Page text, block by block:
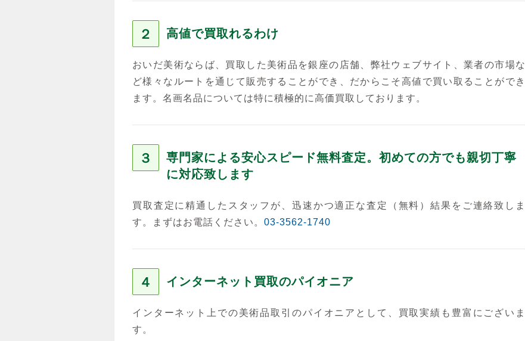
２ 高値で買取れるわけ
おいだ美術ならば、買取した美術品を銀座の店舗、弊社ウェブサイト、業者の市場な
ど様々なルートを通じて販売することができ、だからこそ高値で買い取ることができ
ます。名画名品については特に積極的に高価買取しております。
３
専門家による安心スピード無料査定。初めての方でも親切丁寧
に対応致します
買取査定に精通したスタッフが、迅速かつ適正な査定（無料）結果をご連絡致しま
す。まずはお電話ください。 03-3562-1740
４ インターネット買取のパイオニア
インターネット上での美術品取引のパイオニアとして、買取実績も豊富にございま
す。